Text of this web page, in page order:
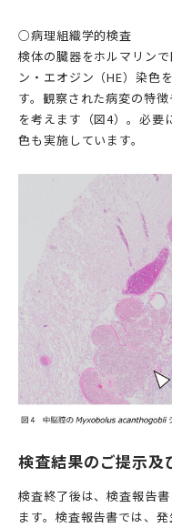
○病理組織学的検査
検体の臓器をホルマリン
ン・エオジン（HE）染色
す。観察された病変の特
を考えます（図4）。必要
色も実施しています。
検査結果のご提示及
検査終了後は、検査報告
ます。検査報告書では、